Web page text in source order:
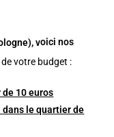
voici nos
votre budget :
10 euros
dans le quartier de